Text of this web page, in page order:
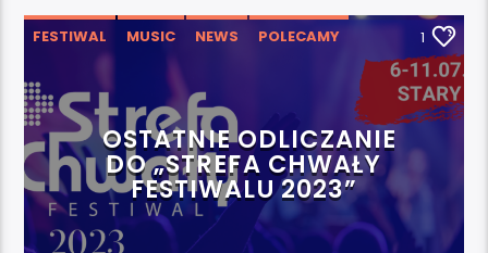
FESTIWAL MUSIC NEWS
POLECAMY
1
OSTATNIE ODLICZANIE
DO „STREFA CHWAŁY
FESTIWALU 2023”